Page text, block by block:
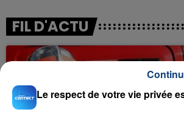
FIL D'ACTU
Le respect de votre vie privée